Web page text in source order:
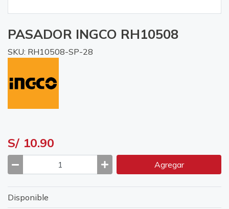
PASADOR INGCO RH10508
SKU: RH10508-SP-28
S/ 10.90
Agregar
Disponible